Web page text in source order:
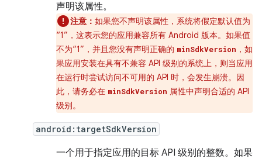
声明该属性。
注意： 如果您不声明该属性，系统将假定默认值为
“1”，这表示您的应用兼容所有 Android 版本。如果值
不为“1”，并且您没有声明正确的 minSdkVersion ，如
果应用安装在具有不兼容 API 级别的系统上，则当应用
在运行时尝试访问不可用的 API 时，会发生崩溃。 因
此，请务必在 minSdkVersion 属性中声明合适的 API
级别。
android:targetSdkVersion
一个用于指定应用的目标 API 级别的整数。如果